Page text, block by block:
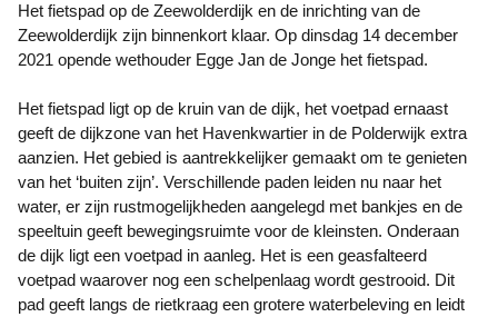
Het fietspad op de Zeewolderdijk en de inrichting van de
Zeewolderdijk zijn binnenkort klaar. Op dinsdag 14 december
2021 opende wethouder Egge Jan de Jonge het fietspad.
Het fietspad ligt op de kruin van de dijk, het voetpad ernaast
geeft de dijkzone van het Havenkwartier in de Polderwijk extra
aanzien. Het gebied is aantrekkelijker gemaakt om te genieten
van het ‘buiten zijn’. Verschillende paden leiden nu naar het
water, er zijn rustmogelijkheden aangelegd met bankjes en de
speeltuin geeft bewegingsruimte voor de kleinsten. Onderaan
de dijk ligt een voetpad in aanleg. Het is een geasfalteerd
voetpad waarover nog een schelpenlaag wordt gestrooid. Dit
pad geeft langs de rietkraag een grotere waterbeleving en leidt